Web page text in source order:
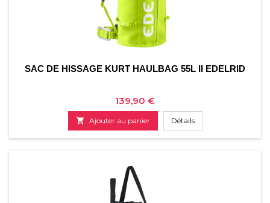
SAC DE HISSAGE KURT HAULBAG 55L II EDELRID
Prix
139,90 €
 Ajouter au panier Détails